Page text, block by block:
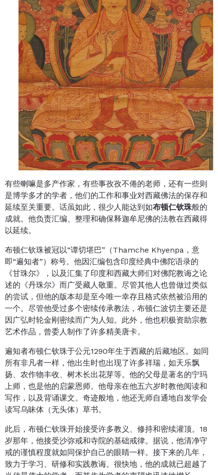
有些喇嘛是多产作家，有些事孜孜不倦的老师，还有一些则
是博学多才的学者，他们的工作和事业对西藏佛法的保存和
延续至关重要。话虽如此，很少人能达到如布顿仁钦珠般的
成就。他负责汇编、整理和确保释迦牟尼佛的法教在西藏得
以延续。
布顿仁钦珠被冠以“谭切堪巴”（Thamche Khyenpa，意
即“遍知者”）称号。他因汇编包含印度经典中佛陀语录的
《甘珠尔》，以及汇集了印度和西藏大师们对佛陀教诲之论
述的《丹珠尔》而广受藏人敬重。尽管其他人也曾做过类似
的尝试，但他的版本却是至今唯一幸存且格式依然被沿用的
一个。尽管他受过多个密续传承教法，布顿仁波切主要还是
因广弘时轮金刚密续而广为人知。此外，他也积极资助宗教
艺术作品，曾委人制作了许多精美唐卡。
遍知者布顿仁钦珠于公元1290年生于西藏的后藏地区。如同
所有非凡者一样，他出生时也出现了许多祥瑞，如天乐飘
扬、农作物丰收、树木长出花芽等。他的父母是著名的宁玛
上师，也是他的启蒙恩师。他母亲在他五六岁时教他阅读和
写作，以及背诵课文。奇迹般地，他还无师自通地自发学会
读写乌昧体（无头体）草书。
此后，布顿仁钦珠开始接受许多教义、修持和密续灌顶。18
岁那年，他接受沙弥戒和寺院的基础戒律。据说，他清净守
戒的谨慎程度就如同保护自己的眼睛一样。接下来的几年，
致力于学习、研修和实践教诲。很快地，他的成就已超越了